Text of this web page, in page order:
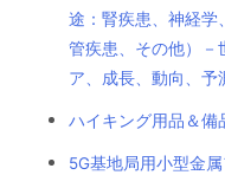
途：腎疾患、神経学
管疾患、その他）－
ア、成長、動向、
ハイキング用品＆備
5G基地局用小型金